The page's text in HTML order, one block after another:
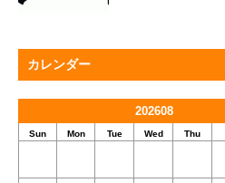
カレンダー
202608
Sun Mon Tue Wed Thu